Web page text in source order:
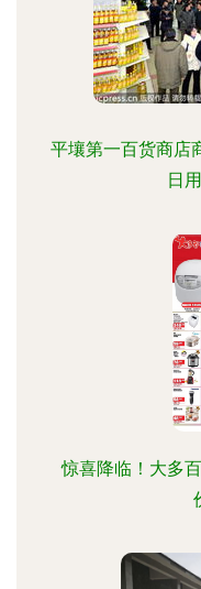
平壤第一百货商店
日
惊喜降临！大多